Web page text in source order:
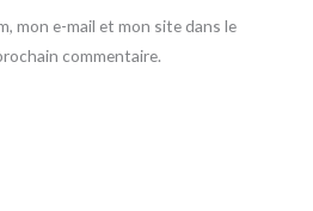
mon e-mail et mon site dans le
commentaire.